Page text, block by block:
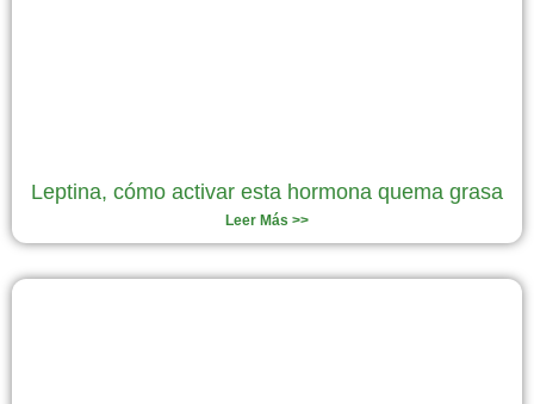
Leptina, cómo activar esta hormona quema grasa
Leer Más >>